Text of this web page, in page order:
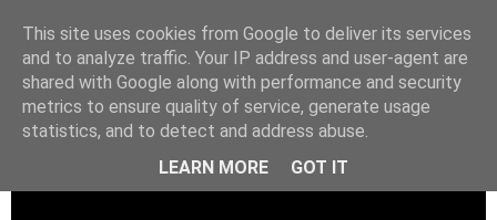
This site uses cookies from Google to deliver its services
and to analyze traffic. Your IP address and user-agent are
shared with Google along with performance and security
metrics to ensure quality of service, generate usage
statistics, and to detect and address abuse.
LEARN MORE
GOT IT